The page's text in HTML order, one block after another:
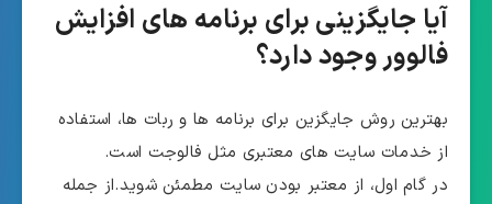
آیا جایگزینی برای برنامه های افزایش
فالوور وجود دارد؟
بهترین روش جایگزین برای برنامه ها و ربات ها، استفاده
از خدمات سایت های معتبری مثل فالوجت است.
در گام اول، از معتبر بودن سایت مطمئن شوید.از جمله